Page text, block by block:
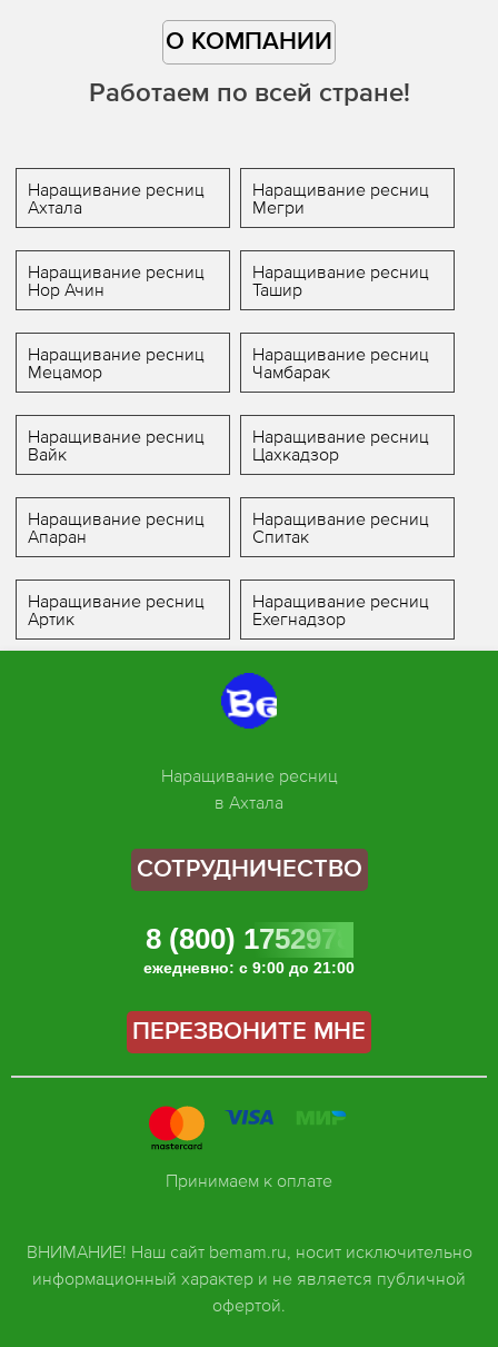
О КОМПАНИИ
Работаем по всей стране!
Наращивание ресниц
Ахтала
Наращивание ресниц
Мегри
Наращивание ресниц
Нор Ачин
Наращивание ресниц
Ташир
Наращивание ресниц
Мецамор
Наращивание ресниц
Чамбарак
Наращивание ресниц
Вайк
Наращивание ресниц
Цахкадзор
Наращивание ресниц
Апаран
Наращивание ресниц
Спитак
Наращивание ресниц
Артик
Наращивание ресниц
Ехегнадзор
Наращивание ресниц
в Ахтала
СОТРУДНИЧЕСТВО
8 (800) 1752978
ежедневно: с 9:00 до 21:00
ПЕРЕЗВОНИТЕ МНЕ
ВНИМАНИЕ! Наш сайт bemam.ru, носит исключительно
информационный характер и не является публичной
офертой.
Принимаем к оплате